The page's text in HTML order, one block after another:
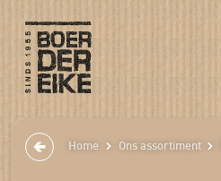
Home Ons assortiment